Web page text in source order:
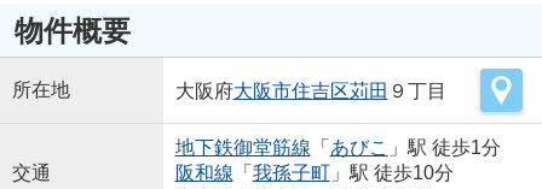
物件概要
所在地 大阪府大阪市住吉区苅田 ９丁目
交通
地下鉄御堂筋線 「 あびこ 」駅 徒歩1分
阪和線 「 我孫子町」駅 徒歩10分